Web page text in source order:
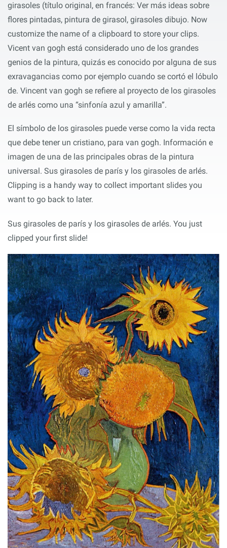
girasoles (título original, en francés: Ver más ideas sobre
flores pintadas, pintura de girasol, girasoles dibujo. Now
customize the name of a clipboard to store your clips.
Vicent van gogh está considerado uno de los grandes
genios de la pintura, quizás es conocido por alguna de sus
exravagancias como por ejemplo cuando se cortó el lóbulo
de. Vincent van gogh se refiere al proyecto de los girasoles
de arlés como una “sinfonía azul y amarilla”.
El símbolo de los girasoles puede verse como la vida recta
que debe tener un cristiano, para van gogh. Información e
imagen de una de las principales obras de la pintura
universal. Sus girasoles de parís y los girasoles de arlés.
Clipping is a handy way to collect important slides you
want to go back to later.
Sus girasoles de parís y los girasoles de arlés. You just
clipped your first slide!